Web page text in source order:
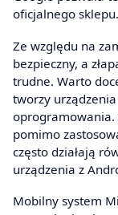
oficjalnego sklepu.
Ze względu na
bezpieczny, a
trudne. Warto
tworzy
oprogramowania.
pomimo
często działają
urządzenia z
Mobilny system